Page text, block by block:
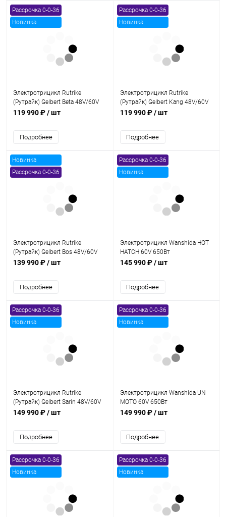
Рассрочка 0-0-36
Новинка
Электротрицикл Rutrike
(Рутрайк) Gelbert Beta 48V/60V
800Вт
119 990 ₽/ шт
Подробнее
Рассрочка 0-0-36
Новинка
Электротрицикл Rutrike
(Рутрайк) Gelbert Kang 48V/60V
800Вт
119 990 ₽/ шт
Подробнее
Новинка
Рассрочка 0-0-36
Электротрицикл Rutrike
(Рутрайк) Gelbert Bos 48V/60V
800Вт
139 990 ₽/ шт
Подробнее
Рассрочка 0-0-36
Новинка
Электротрицикл Wanshida HOT
HATCH 60V 650Вт
145 990 ₽/ шт
Подробнее
Рассрочка 0-0-36
Новинка
Электротрицикл Rutrike
(Рутрайк) Gelbert Sarin 48V/60V
1000Вт
149 990 ₽/ шт
Подробнее
Рассрочка 0-0-36
Новинка
Электротрицикл Wanshida UN
MOTO 60V 650Вт
149 990 ₽/ шт
Подробнее
Рассрочка 0-0-36
Новинка
Рассрочка 0-0-36
Новинка